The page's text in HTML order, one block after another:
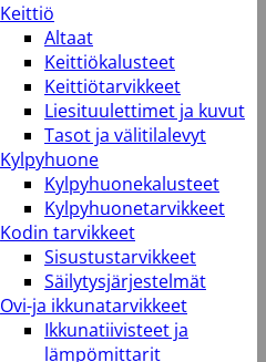
Keittiö
Altaat
Keittiökalusteet
Keittiötarvikkeet
Liesituulettimet ja kuvut
Tasot ja välitilalevyt
Kylpyhuone
Kylpyhuonekalusteet
Kylpyhuonetarvikkeet
Kodin tarvikkeet
Sisustustarvikkeet
Säilytysjärjestelmät
Ovi-ja ikkunatarvikkeet
Ikkunatiivisteet ja
lämpömittarit